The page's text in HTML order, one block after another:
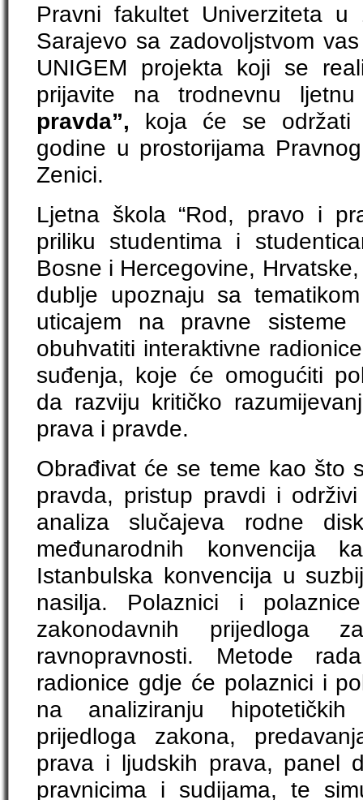
Pravni fakultet Univerziteta
Sarajevo sa zadovoljstvom
UNIGEM projekta koji se
prijavite na trodnevnu
pravda”, koja će se održati
godine u prostorijama
Zenici.
Ljetna škola “Rod, pravo i
priliku studentima i
Bosne i Hercegovine,
dublje upoznaju sa
uticajem na pravne
obuhvatiti interaktivne
suđenja, koje će omogućiti
da razviju kritičko
prava i pravde.
Obrađivat će se teme kao što
pravda, pristup pravdi i
analiza slučajeva rodne
međunarodnih
Istanbulska konvencija u
nasilja. Polaznici i
zakonodavnih prijedloga
ravnopravnosti. Metode
radionice gdje će polaznici i
na analiziranju
prijedloga zakona,
prava i ljudskih prava, panel
pravnicima i sudijama, te